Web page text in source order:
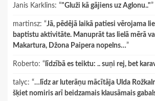
Janis Karklins: “"Gluži kā gājiens uz Aglonu.."”
martinsz: “Jā, pēdējā laikā patiesi vērojama
baptistu aktivitāte. Manuprāt tas lielā mērā
Makartura, Džona Paipera nopelns…”
Roberto: “ līdzībā es teiktu: .. suņi rej, bet
talyc: “…līdz ar luterāņu mācītāja Ulda
šķiet nomiris arī beidzamais klausāmais